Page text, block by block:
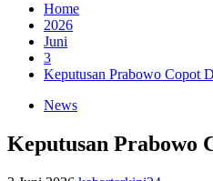
Home
2026
Juni
3
Keputusan Prabowo Copot
News
Keputusan Prabowo